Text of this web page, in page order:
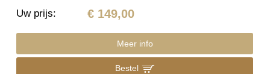
Uw prijs: € 149,00
Meer info
Bestel